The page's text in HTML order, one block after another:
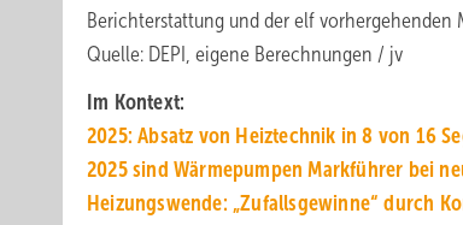
Berichterstattung und der elf vorhergehenden
Quelle: DEPI, eigene Berechnungen / jv
Im Kontext:
2025: Absatz von Heiztechnik in 8 von 16
2025 sind Wärmepumpen Markführer bei
Heizungswende: „Zufallsgewinne“ durch